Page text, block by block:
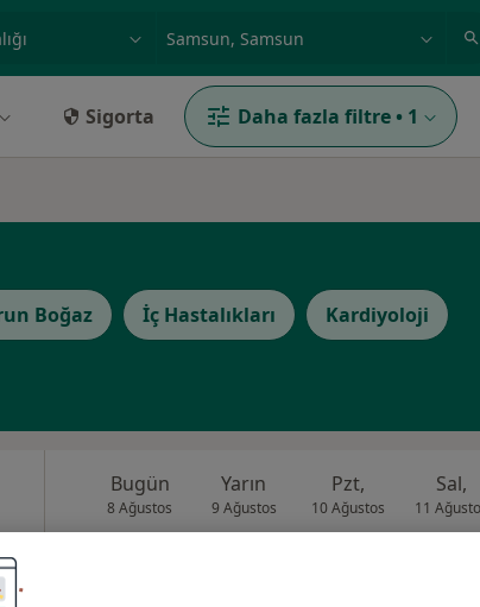
Sigorta Daha fazla filtre • 1
Boğaz İç Hastalıkları Kardiyoloji
Bugün
8 Ağustos
Yarın
9 Ağustos
Pzt,
10 Ağustos
Sal,
11